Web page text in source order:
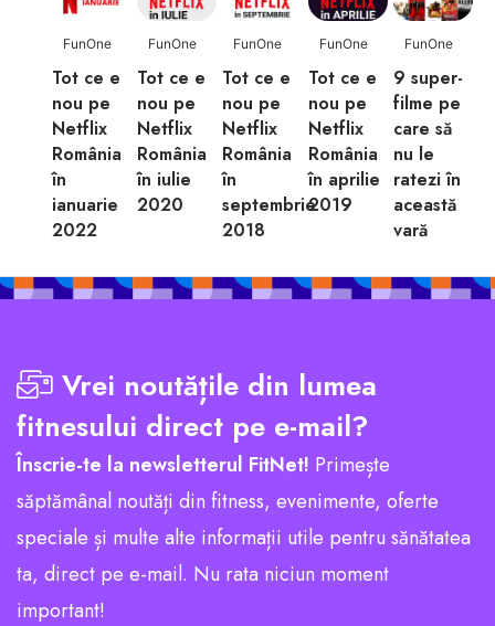
FunOne
Tot ce e
nou pe
Netflix
România
în
ianuarie
2022
FunOne
Tot ce e
nou pe
Netflix
România
în iulie
2020
FunOne
Tot ce e
nou pe
Netflix
România
în
septembrie
2018
FunOne
Tot ce e
nou pe
Netflix
România
în aprilie
2019
FunOne
9 super-
filme pe
care să
nu le
ratezi în
această
vară
Vrei noutățile din lumea
fitnesului direct pe e-mail?
Înscrie-te la newsletterul FitNet! Primește
săptămânal noutăți din fitness, evenimente, oferte
speciale și multe alte informații utile pentru sănătatea
ta, direct pe e-mail. Nu rata niciun moment
important!